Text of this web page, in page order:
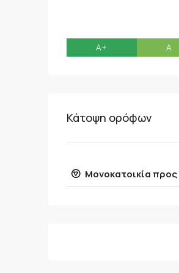
A+ A
Κάτοψη ορόφων
Μονοκατοικία